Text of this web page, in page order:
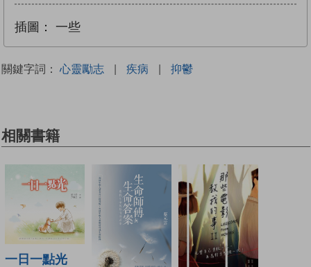
插圖： 一些
關鍵字詞： 心靈勵志 | 疾病 | 抑鬱
相關書籍
一日一點光